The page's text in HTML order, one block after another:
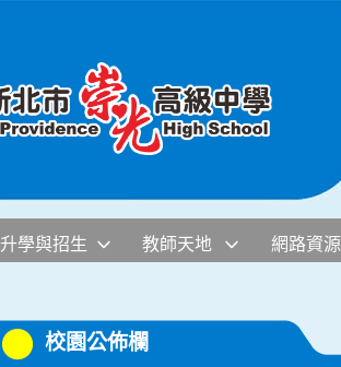
升學與招生 教師天地 網路資源
校園公佈欄